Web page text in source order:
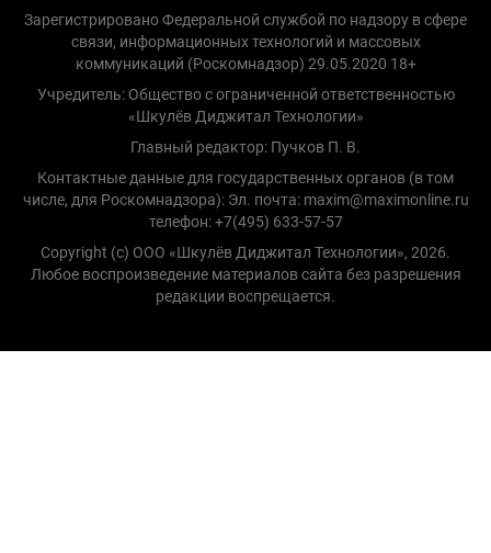
Зарегистрировано Федеральной службой по надзору в сфере
связи, информационных технологий и массовых
коммуникаций (Роскомнадзор) 29.05.2020 18+
Учредитель: Общество с ограниченной ответственностью
«Шкулёв Диджитал Технологии»
Главный редактор: Пучков П. В.
Контактные данные для государственных органов (в том
числе, для Роскомнадзора): Эл. почта: maxim@maximonline.ru
телефон: +7(495) 633-57-57
Copyright (с) ООО «Шкулёв Диджитал Технологии», 2026.
Любое воспроизведение материалов сайта без разрешения
редакции воспрещается.